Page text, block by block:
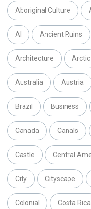
Aboriginal Culture
AI Ancient Ruins
Architecture Arctic
Australia Austria
Brazil Business
Canada Canals
Castle Central
City Cityscape
Colonial Costa Rica